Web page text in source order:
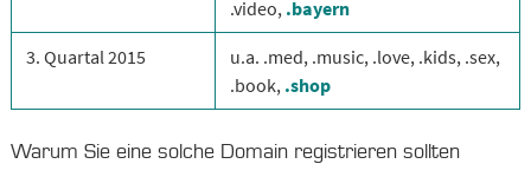
.video, .bayern
3. Quartal 2015
u.a. .med, .music, .love, .kids, .sex,
.book, .shop
Warum Sie eine solche Domain registrieren sollten